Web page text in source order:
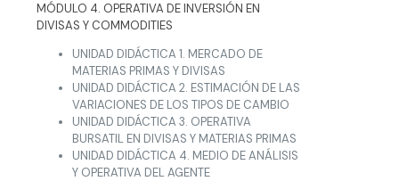
MÓDULO 4. OPERATIVA DE INVERSIÓN EN
DIVISAS Y COMMODITIES
UNIDAD DIDÁCTICA 1. MERCADO DE
MATERIAS PRIMAS Y DIVISAS
UNIDAD DIDÁCTICA 2. ESTIMACIÓN DE LAS
VARIACIONES DE LOS TIPOS DE CAMBIO
UNIDAD DIDÁCTICA 3. OPERATIVA
BURSATIL EN DIVISAS Y MATERIAS PRIMAS
UNIDAD DIDÁCTICA 4. MEDIO DE ANÁLISIS
Y OPERATIVA DEL AGENTE